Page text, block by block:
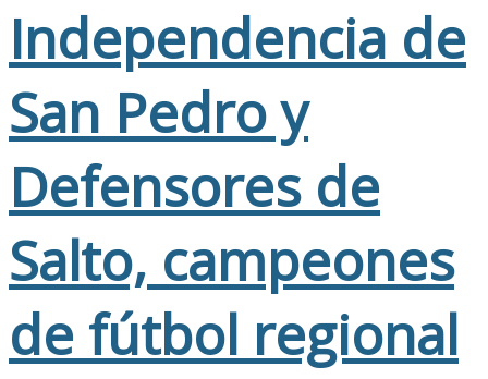
Independencia de
San Pedro y
Defensores de
Salto, campeones
de fútbol regional